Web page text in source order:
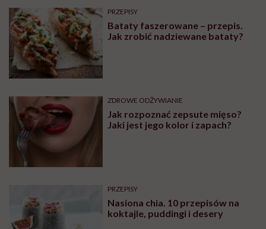
PRZEPISY
Bataty faszerowane – przepis.
Jak zrobić nadziewane bataty?
ZDROWE ODŻYWIANIE
Jak rozpoznać zepsute mięso?
Jaki jest jego kolor i zapach?
PRZEPISY
Nasiona chia. 10 przepisów na
koktajle, puddingi i desery